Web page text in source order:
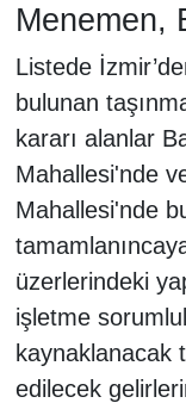
Menemen,
Listede
bulunan
kararı alanlar
Mahallesi'nde
Mahallesi'nde
üzerlerindeki
işletme
kaynaklanacak
edilecek